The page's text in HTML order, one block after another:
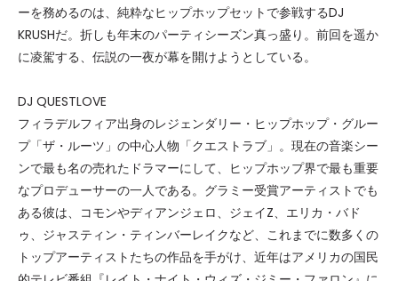
ーを務めるのは、純粋なヒップホップセットで参戦するDJ
KRUSHだ。折しも年末のパーティシーズン真っ盛り。前回を遥か
に凌駕する、伝説の一夜が幕を開けようとしている。
DJ QUESTLOVE
フィラデルフィア出身のレジェンダリー・ヒップホップ・グルー
プ「ザ・ルーツ」の中心人物「クエストラブ」。現在の音楽シー
ンで最も名の売れたドラマーにして、ヒップホップ界で最も重要
なプロデューサーの一人である。グラミー受賞アーティストでも
ある彼は、コモンやディアンジェロ、ジェイZ、エリカ・バド
ゥ、ジャスティン・ティンバーレイクなど、これまでに数多くの
トップアーティストたちの作品を手がけ、近年はアメリカの国民